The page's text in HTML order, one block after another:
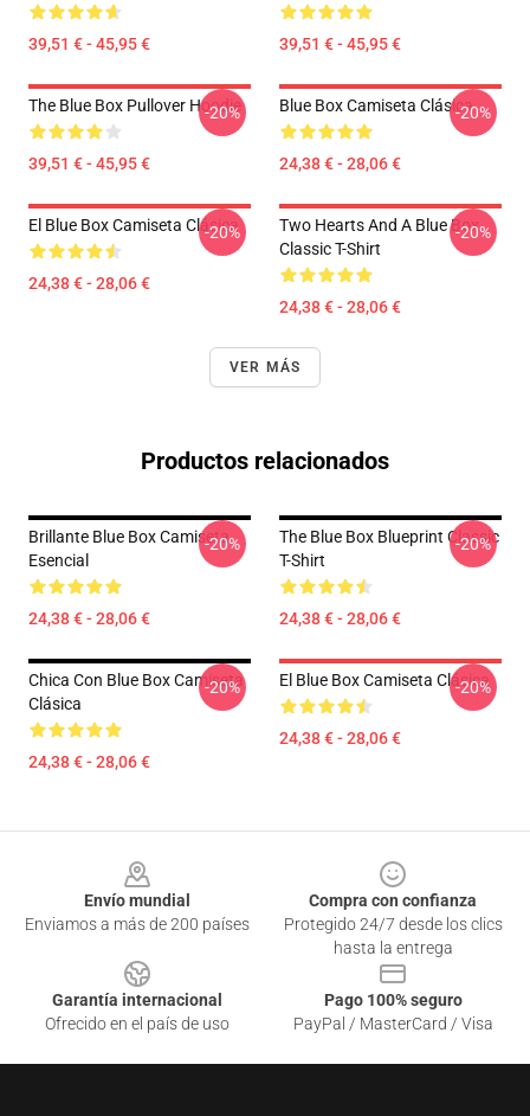
39,51 € - 45,95 € 39,51 € - 45,95 €
The Blue Box Pullover Hoodie
39,51 € - 45,95 €
-20% Blue Box Camiseta Clásica
24,38 € - 28,06 €
-20%
El Blue Box Camiseta Clásica
24,38 € - 28,06 €
-20%
Two Hearts And A Blue Box
Classic T-Shirt
24,38 € - 28,06 €
-20%
VER MÁS
Productos relacionados
Brillante Blue Box Camiseta
Esencial
24,38 € - 28,06 €
-20%
The Blue Box Blueprint Classic
T-Shirt
24,38 € - 28,06 €
-20%
Chica Con Blue Box Camiseta
Clásica
24,38 € - 28,06 €
-20% El Blue Box Camiseta Clásica
24,38 € - 28,06 €
-20%
Envío mundial
Enviamos a más de 200 países
Compra con confianza
Protegido 24/7 desde los clics
hasta la entrega
Garantía internacional
Ofrecido en el país de uso
Pago 100% seguro
PayPal / MasterCard / Visa